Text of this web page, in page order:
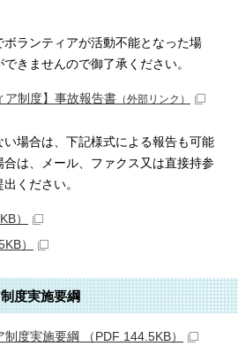
ランティアが活動不能となった場
きませんので御了承ください。
ア制度】事故報告書 （外部リンク）
い場合は、下記様式による報告も可能
は、メール、ファクス又は直接持参
ください。
）
）
度実施要綱
度実施要綱 （PDF 144.5KB）